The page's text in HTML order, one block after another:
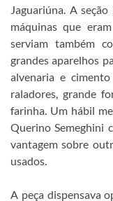
Jaguariúna. A
máquinas que
serviam também
grandes aparelhos
alvenaria e
raladores, grande
farinha. Um hábil
Querino Semeghini
vantagem sobre
usados.
A peça dispensava